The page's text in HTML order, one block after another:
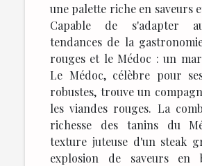
une palette riche en saveurs
Capable de s'adapter
tendances de la
rouges et le Médoc : un
Le Médoc, célèbre pour
robustes, trouve un
les viandes rouges. La
richesse des tanins du
texture juteuse d'un steak
explosion de saveurs en